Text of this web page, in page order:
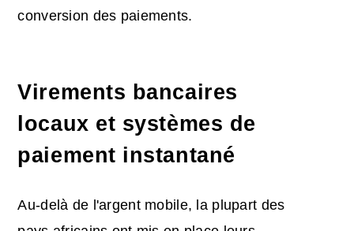
conversion des paiements.
Virements bancaires
locaux et systèmes de
paiement instantané
Au-delà de l'argent mobile, la plupart des